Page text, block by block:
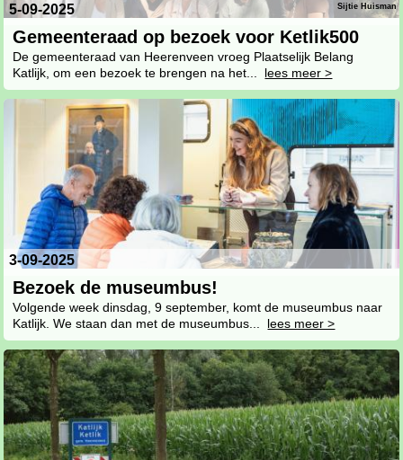
5-09-2025 Sijtie Huisman
Gemeenteraad op bezoek voor Ketlik500
De gemeenteraad van Heerenveen vroeg Plaatselijk Belang
Katlijk, om een bezoek te brengen na het... lees meer >
3-09-2025
Bezoek de museumbus!
Volgende week dinsdag, 9 september, komt de museumbus naar
Katlijk. We staan dan met de museumbus... lees meer >